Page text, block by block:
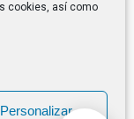
cookies, así como
Personalizar